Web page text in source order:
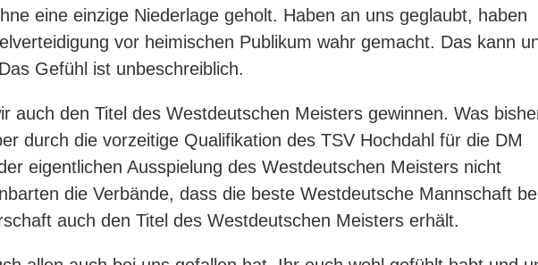
eine einzige Niederlage geholt. Haben an uns geglaubt, haben
vor heimischen Publikum wahr gemacht. Das kann
Gefühl ist unbeschreiblich.
auch den Titel des Westdeutschen Meisters gewinnen. Was
durch die vorzeitige Qualifikation des TSV Hochdahl für die DM
eigentlichen Ausspielung des Westdeutschen Meisters nicht
die Verbände, dass die beste Westdeutsche Mannschaft
auch den Titel des Westdeutschen Meisters erhält.